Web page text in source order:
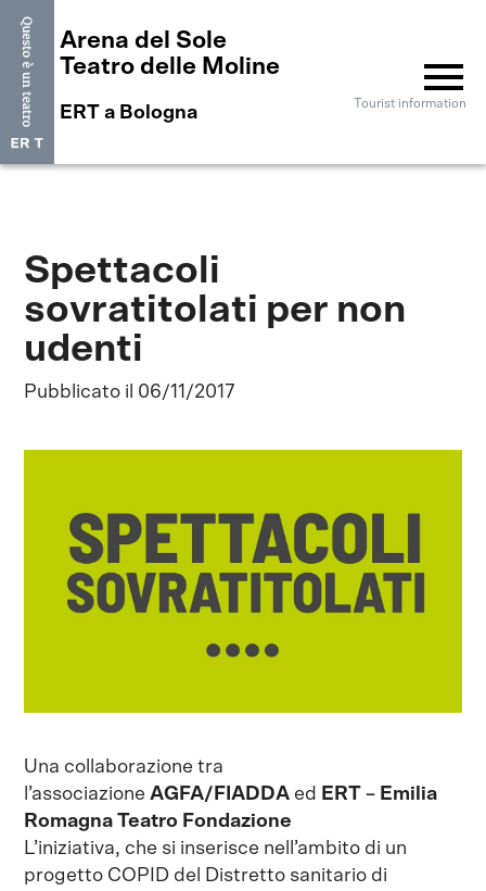
Arena del Sole
Teatro delle Moline
ERT a Bologna
menu
Tourist information
Spettacoli
sovratitolati per non
udenti
Pubblicato il 06/11/2017
Una collaborazione tra
l’associazione AGFA/FIADDA ed
ERT – Emilia
Romagna Teatro Fondazione
L’iniziativa, che si inserisce nell’ambito di un
progetto COPID del Distretto sanitario di